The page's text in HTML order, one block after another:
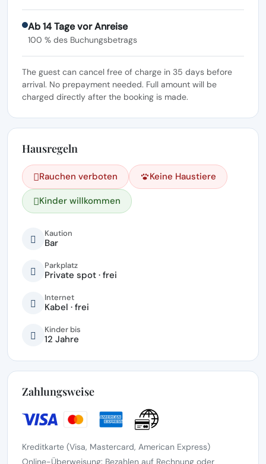
Ab 14 Tage vor Anreise
100 % des Buchungsbetrags
The guest can cancel free of charge in 35 days before
arrival. No prepayment needed. Full amount will be
charged directly after the booking is made.
Hausregeln
Rauchen verboten Keine Haustiere
Kinder willkommen
Kaution
Bar
Parkplatz
Private spot · frei
Internet
Kabel · frei
Kinder bis
12 Jahre
Zahlungsweise
Kreditkarte (Visa, Mastercard, American Express)
Online-Überweisung: Bezahlen auf Rechnung oder